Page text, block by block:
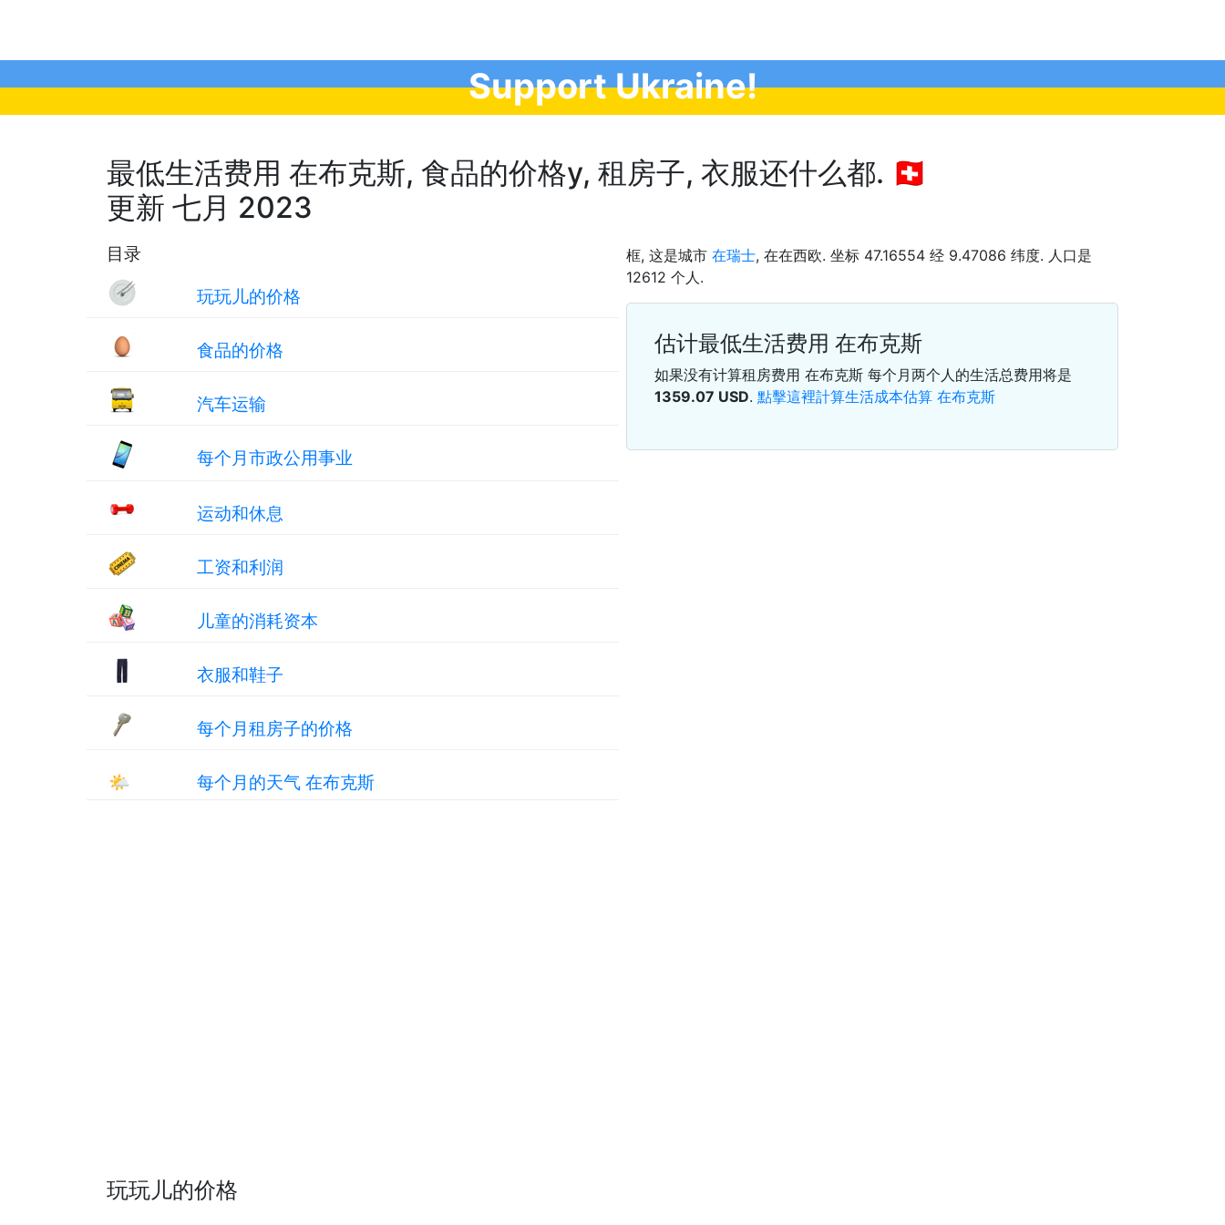
Support Ukraine!
最低生活费用 在布克斯, 食品的价格у, 租房子, 衣服还什么都. 🇨🇭
更新 七月 2023
目录
玩玩儿的价格
食品的价格
汽车运输
每个月市政公用事业
运动和休息
工资和利润
儿童的消耗资本
衣服和鞋子
每个月租房子的价格
🌤 每个月的天气 在布克斯
框, 这是城市 在瑞士, 在在西欧. 坐标 47.16554 经 9.47086 纬度. 人口是
12612 个人.
估计最低生活费用 在布克斯
如果没有计算租房费用 在布克斯 每个月两个人的生活总费用将是
1359.07 USD. 點擊這裡計算生活成本估算 在布克斯
玩玩儿的价格